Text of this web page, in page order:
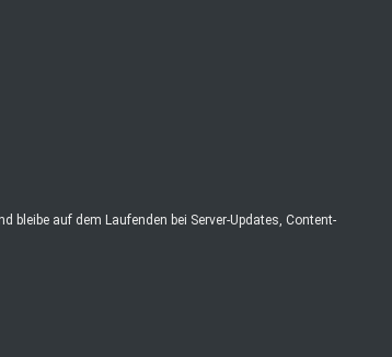
auf dem Laufenden bei Server-Updates, Content-